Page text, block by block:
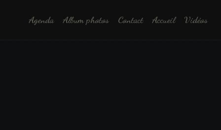
Agenda Album photos Contact Accueil Vidéos